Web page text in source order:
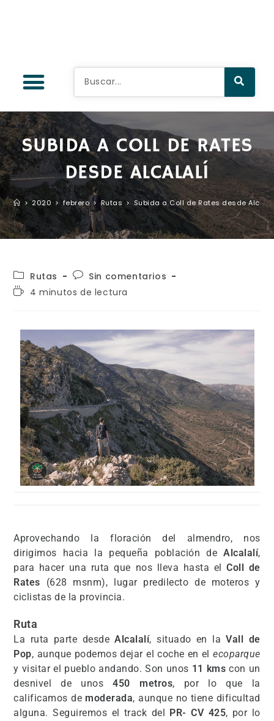
SUBIDA A COLL DE RATES
DESDE ALCALALÍ
> 2020 > febrero > Rutas > Subida a Coll de Rates desde
Rutas
Sin comentarios
4 minutos de lectura
Aprovechando la floración del almendro, nos
dirigimos hacia la pequeña población deAlcalalí,
para hacer una ruta que nos lleva hasta elColl de
Rates (628 msnm), lugar predilecto de moteros y
ciclistas de la provincia.
Ruta
La ruta parte desdeAlcalalí, situado en laVall de
Pop, aunque podemos dejar el coche en elecoparque
y visitar el pueblo andando. Son unos 11 kms con un
desnivel de unos450 metros, por lo que la
calificamos de moderada, aunque no tiene dificultad
alguna. Seguiremos el track del
PR- CV 425, por lo